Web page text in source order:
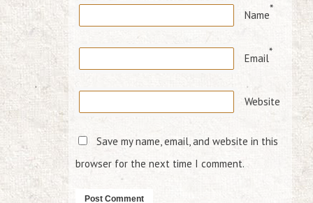
Name*
Email*
Website
Save my name, email, and website in this
browser for the next time I comment.